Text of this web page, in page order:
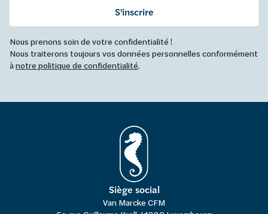
S'inscrire
Nous prenons soin de votre confidentialité !
Nous traiterons toujours vos données personnelles conformément
ànotre politique de confidentialité.
Siège social
Van Marcke CFM